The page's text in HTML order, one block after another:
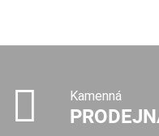
Kamenná